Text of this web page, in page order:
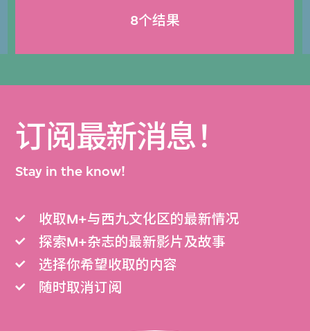
8个结果
订阅最新消息！
Stay in the know!
收取M+与西九文化区的最新情况
探索M+杂志的最新影片及故事
选择你希望收取的内容
随时取消订阅